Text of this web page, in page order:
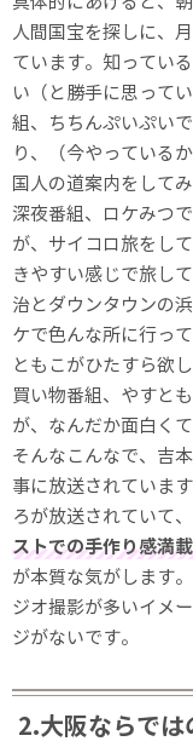
人間国宝を探しに、
ています。知ってい
い（と勝手に思って
組、ちちんぷいぷい
り、（今やっている
国人の道案内をして
深夜番組、ロケみつ
が、サイコロ旅をし
きやすい感じで旅し
治とダウンタウンの
ケで色んな所に行っ
ともこがひたすら欲
買い物番組、やすと
が、なんだか面白く
そんなこんなで、吉
事に放送されていま
ろが放送されていて
ストでの手作り感満
が本質な気がします
ジオ撮影が多いイメ
ジがないです。
2.大阪ならでは